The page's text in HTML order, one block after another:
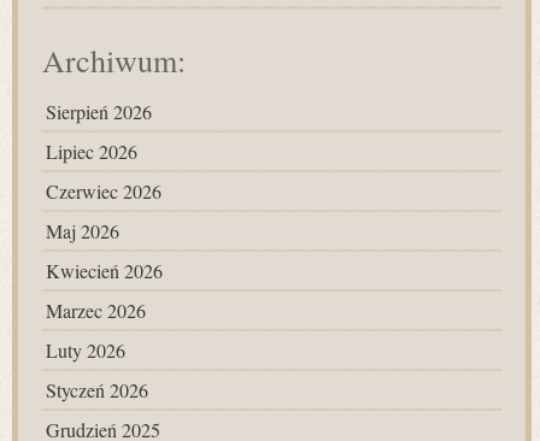
Archiwum:
Sierpień 2026
Lipiec 2026
Czerwiec 2026
Maj 2026
Kwiecień 2026
Marzec 2026
Luty 2026
Styczeń 2026
Grudzień 2025